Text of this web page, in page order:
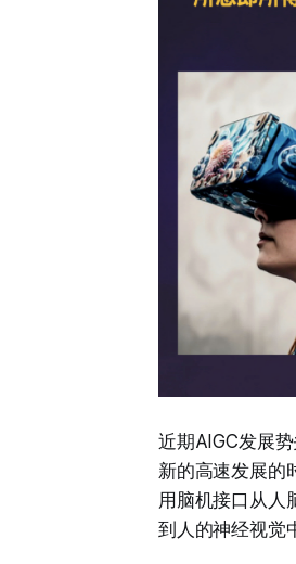
近期AIGC发展
新的高速发展的
用脑机接口从人
到人的神经视觉